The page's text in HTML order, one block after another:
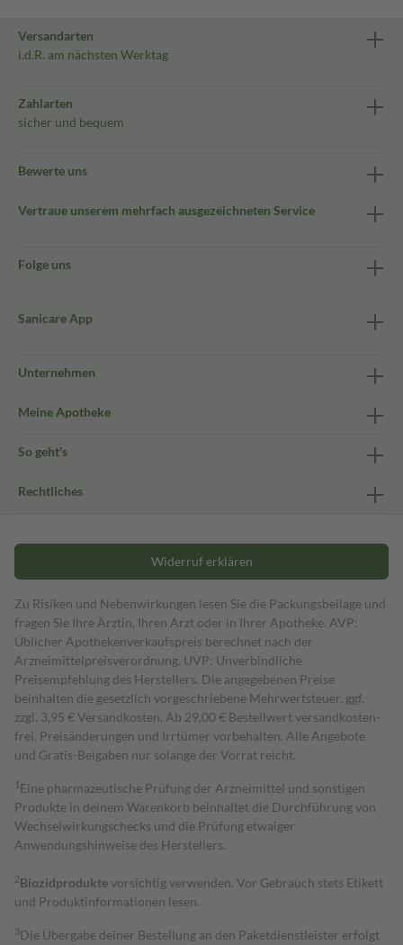
Versandarten
i.d.R. am nächsten Werktag
Zahlarten
sicher und bequem
Bewerte uns
Vertraue unserem mehrfach ausgezeichneten Service
Folge uns
Sanicare App
Unternehmen
Meine Apotheke
So geht's
Rechtliches
Widerruf erklären
Zu Risiken und Nebenwirkungen lesen Sie die Packungsbeilage und
fragen Sie Ihre Ärztin, Ihren Arzt oder in Ihrer Apotheke. AVP:
Üblicher Apothekenverkaufspreis berechnet nach der
Arzneimittelpreisverordnung. UVP: Unverbindliche
Preisempfehlung des Herstellers. Die angegebenen Preise
beinhalten die gesetzlich vorgeschriebene Mehrwertsteuer, ggf.
zzgl. 3,95 € Versandkosten. Ab 29,00 € Bestell­wert versand­kosten­
frei. Preisänderungen und Irrtümer vorbehalten. Alle Angebote
und Gratis-Beigaben nur solange der Vorrat reicht.
1 Eine pharmazeutische Prüfung der Arzneimittel und sonstigen
Produkte in deinem Warenkorb beinhaltet die Durchführung von
Wechselwirkungschecks und die Prüfung etwaiger
Anwendungshinweise des Herstellers.
2Biozidproduktevorsichtig verwenden. Vor Gebrauch stets Etikett
und Produktinformationen lesen.
3Die Übergabe deiner Bestellung an den Paketdienstleister erfolgt